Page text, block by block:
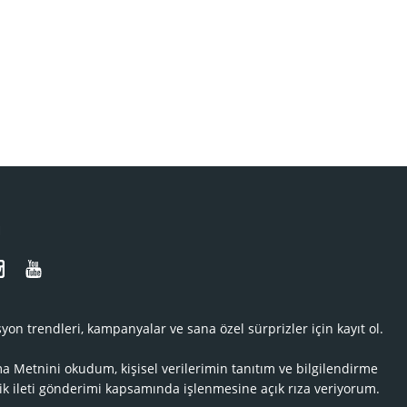
trendleri, kampanyalar ve sana özel sürprizler için kayıt ol.
Metnini okudum, kişisel verilerimin tanıtım ve bilgilendirme
ileti gönderimi kapsamında işlenmesine açık rıza veriyorum.